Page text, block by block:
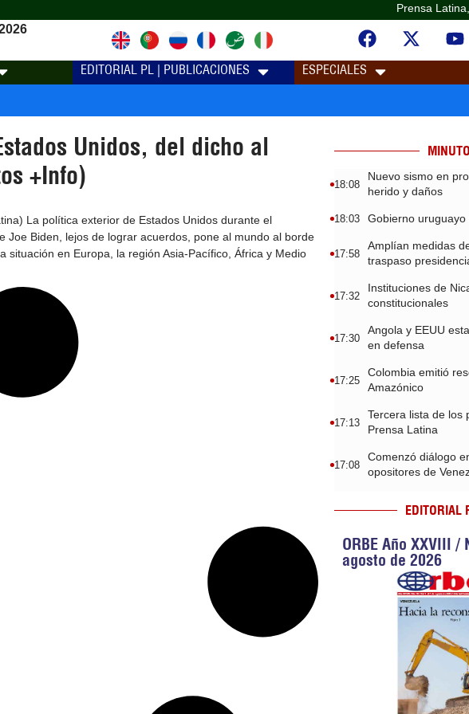
Prensa
EDITORIAL PL | PUBLICACIONES ESPECIALES
Unidos, del dicho al
+Info)
La política exterior de Estados Unidos durante el
Joe Biden, lejos de lograr acuerdos, pone al mundo al borde
situación en Europa, la región Asia-Pacífico, África y Medio
18:08
Nuevo sismo en
herido y daños
18:03 Gobierno
17:58
Amplían medidas
traspaso
17:32
Instituciones de
constitucionales
17:30
Angola y EEUU
en defensa
17:25
Colombia emitió
Amazónico
17:13
Tercera lista de los
Prensa Latina
17:08
Comenzó diálogo
opositores de
EDITORIAL
ORBE Año XXVIII
agosto de 2026